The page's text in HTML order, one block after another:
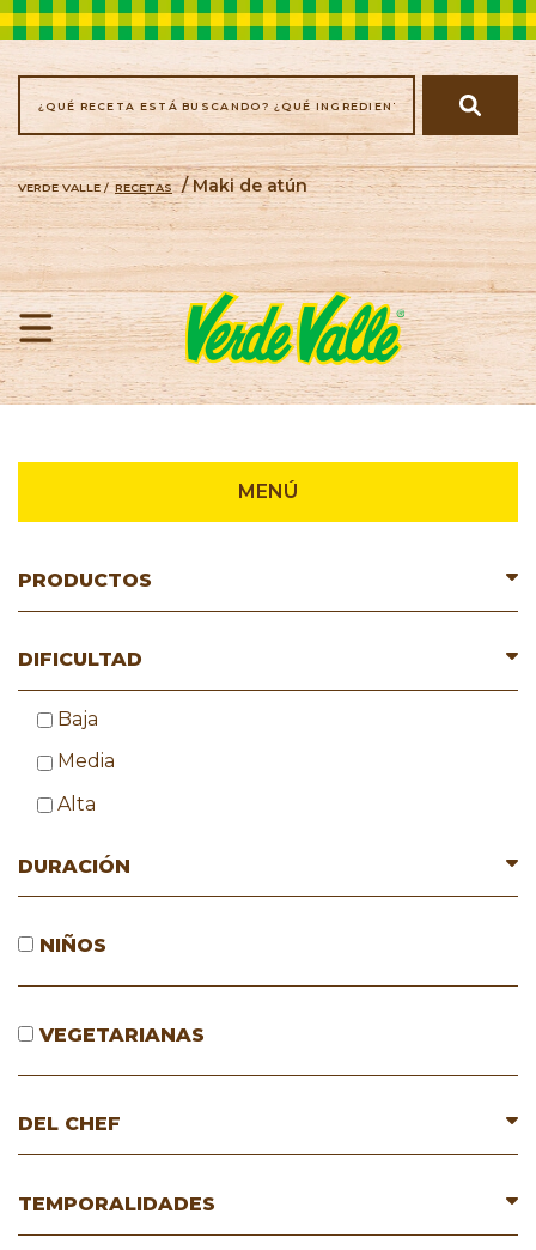
VERDE VALLE / RECETAS / Maki de atún
MENÚ
PRODUCTOS
DIFICULTAD
Baja
Media
Alta
DURACIÓN
NIÑOS
VEGETARIANAS
DEL CHEF
TEMPORALIDADES